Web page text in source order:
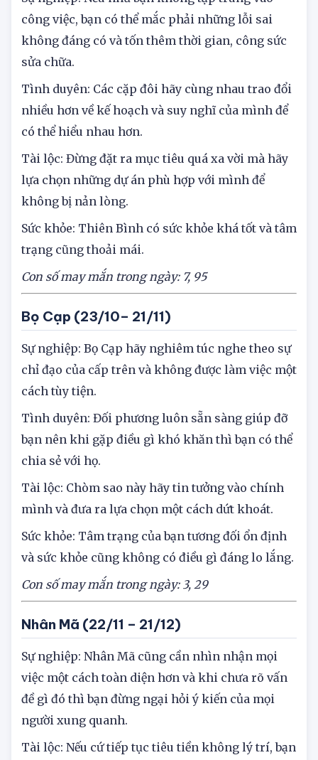
công việc, bạn có thể mắc phải những lỗi sai
không đáng có và tốn thêm thời gian, công sức
sửa chữa.
Tình duyên: Các cặp đôi hãy cùng nhau trao đổi
nhiều hơn về kế hoạch và suy nghĩ của mình để
có thể hiểu nhau hơn.
Tài lộc: Đừng đặt ra mục tiêu quá xa vời mà hãy
lựa chọn những dự án phù hợp với mình để
không bị nản lòng.
Sức khỏe: Thiên Bình có sức khỏe khá tốt và tâm
trạng cũng thoải mái.
Con số may mắn trong ngày: 7, 95
Bọ Cạp (23/10– 21/11)
Sự nghiệp: Bọ Cạp hãy nghiêm túc nghe theo sự
chỉ đạo của cấp trên và không được làm việc một
cách tùy tiện.
Tình duyên: Đối phương luôn sẵn sàng giúp đỡ
bạn nên khi gặp điều gì khó khăn thì bạn có thể
chia sẻ với họ.
Tài lộc: Chòm sao này hãy tin tưởng vào chính
mình và đưa ra lựa chọn một cách dứt khoát.
Sức khỏe: Tâm trạng của bạn tương đối ổn định
và sức khỏe cũng không có điều gì đáng lo lắng.
Con số may mắn trong ngày: 3, 29
Nhân Mã (22/11 – 21/12)
Sự nghiệp: Nhân Mã cũng cần nhìn nhận mọi
việc một cách toàn diện hơn và khi chưa rõ vấn
đề gì đó thì bạn đừng ngại hỏi ý kiến của mọi
người xung quanh.
Tài lộc: Nếu cứ tiếp tục tiêu tiền không lý trí, bạn